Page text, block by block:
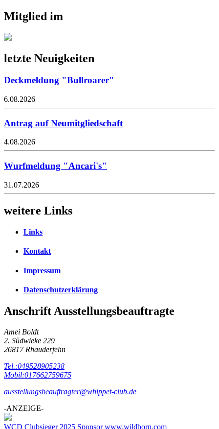
Mitglied im
letzte Neuigkeiten
Deckmeldung "Bullroarer"
6.08.2026
Antrag auf Neumitgliedschaft
4.08.2026
Wurfmeldung "Ancari's"
31.07.2026
weitere Links
Links
Kontakt
Impressum
Datenschutzerklärung
Anschrift Ausstellungsbeauftragte
Amei Boldt
2. Südwieke 229
26817 Rhauderfehn
Tel.:049528905238
Mobil:017662759675
ausstellungsbeauftragter@whippet-club.de
-ANZEIGE-
WCD Clubsieger 2025 Sponsor www.wildborn.com